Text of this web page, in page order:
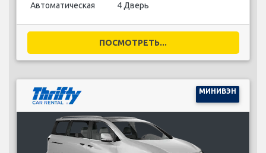
Автоматическая 4 Дверь
ПОСМОТРЕТЬ...
МИНИВЭН